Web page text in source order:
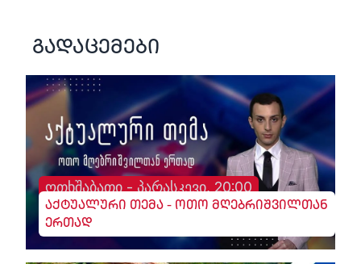
გადაცემები
ოთხშაბათი - პარასკევი, 20:00
აქტუალური თემა - ოთო მღებრიშვილთან
ერთად